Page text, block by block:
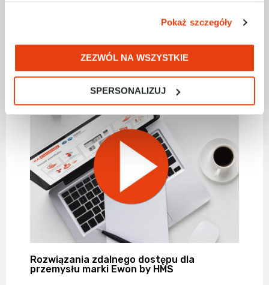
Pokaż szczegóły
ZEZWÓL NA WSZYSTKIE
SPERSONALIZUJ
ZAPYTAJ O WIĘCEJ INFORMACJI
ZOBACZ WEBCAST
Rozwiązania zdalnego dostępu dla
przemysłu marki Ewon by HMS